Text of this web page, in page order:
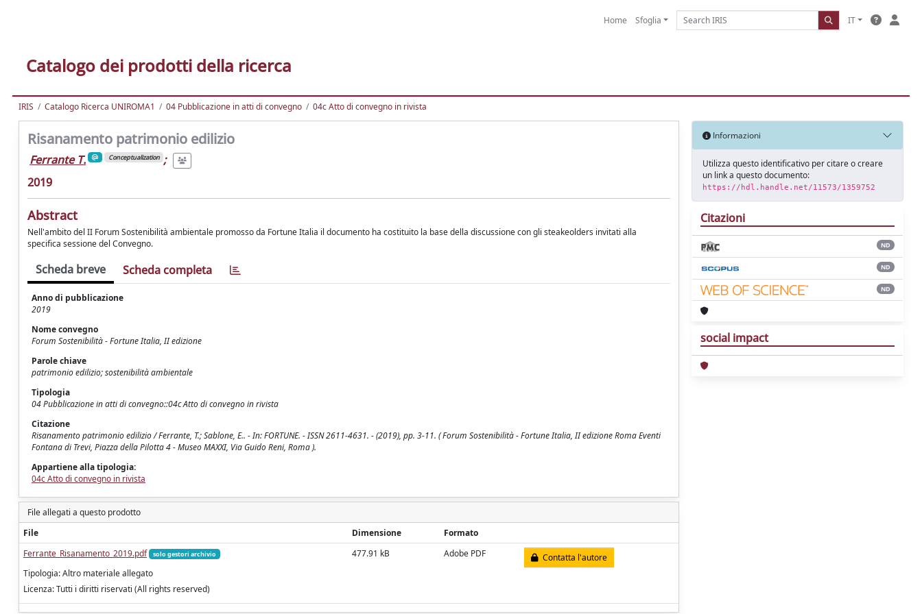
Home Sfoglia IT
Catalogo dei prodotti della ricerca
IRIS Catalogo Ricerca UNIROMA1 04 Pubblicazione in atti di convegno 04c Atto di convegno in rivista
Risanamento patrimonio edilizio
Ferrante T. Conceptualization ;
2019
Abstract
Nell'ambito del II Forum Sostenibilità ambientale promosso da Fortune Italia il documento ha costituito la base della discussione con gli steakeolders invitati alla
specifica sessione del Convegno.
Scheda breve Scheda completa
Anno di pubblicazione
2019
Nome convegno
Forum Sostenibilità - Fortune Italia, II edizione
Parole chiave
patrimonio edilizio; sostenibilità ambientale
Tipologia
04 Pubblicazione in atti di convegno::04c Atto di convegno in rivista
Citazione
Risanamento patrimonio edilizio / Ferrante, T.; Sablone, E.. - In: FORTUNE. - ISSN 2611-4631. - (2019), pp. 3-11. ( Forum Sostenibilità - Fortune Italia, II edizione Roma Eventi
Fontana di Trevi, Piazza della Pilotta 4 - Museo MAXXI, Via Guido Reni, Roma ).
Appartiene alla tipologia:
04c Atto di convegno in rivista
File allegati a questo prodotto
File
Dimensione
Formato
Ferrante_Risanamento_2019.pdf
solo gestori archivio
Tipologia: Altro materiale allegato
Licenza: Tutti i diritti riservati (All rights reserved)
477.91 kB Adobe PDF Contatta l'autore
Informazioni
Utilizza questo identificativo per citare o creare
un link a questo documento:
https://hdl.handle.net/11573/1359752
Citazioni
ND
ND
ND
social impact